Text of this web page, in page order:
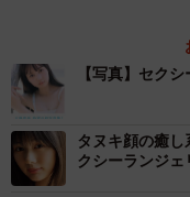
【写真】セク
タヌキ顔の癒
クシーランジ